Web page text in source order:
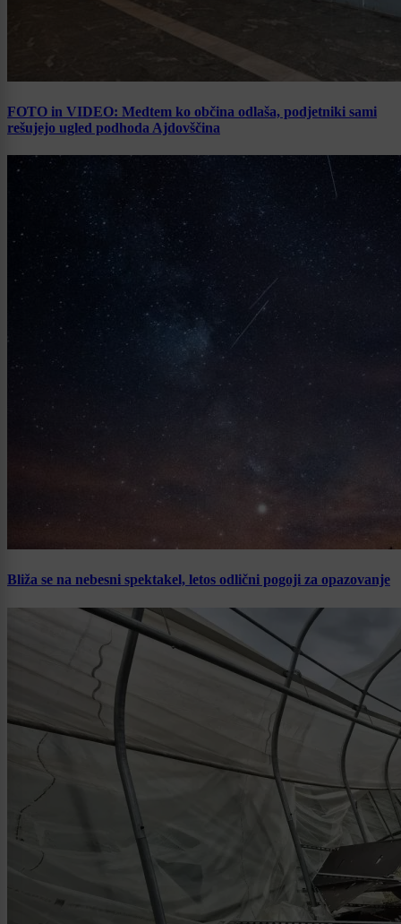
FOTO in VIDEO: Medtem ko občina odlaša, podjetniki sami
rešujejo ugled podhoda Ajdovščina
Bliža se na nebesni spektakel, letos odlični pogoji za opazovanje